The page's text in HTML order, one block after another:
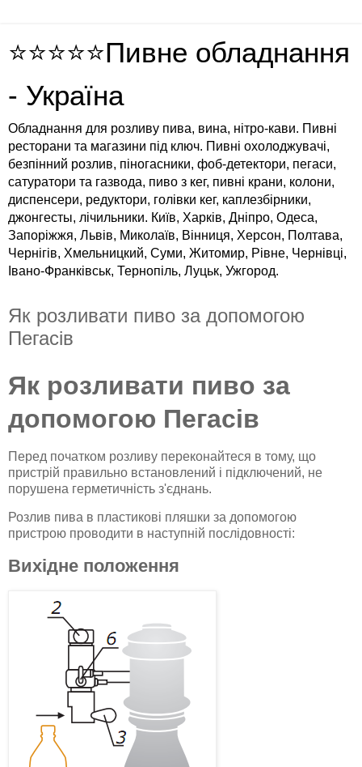
⭐⭐⭐⭐⭐Пивне обладнання
- Україна
Обладнання для розливу пива, вина, нітро-кави. Пивні
ресторани та магазини під ключ. Пивні охолоджувачі,
безпінний розлив, піногасники, фоб-детектори, пегаси,
сатуратори та газвода, пиво з кег, пивні крани, колони,
диспенсери, редуктори, голівки кег, каплезбірники,
джонгесты, лічильники. Київ, Харків, Дніпро, Одеса,
Запоріжжя, Львів, Миколаїв, Вінниця, Херсон, Полтава,
Чернігів, Хмельницкий, Суми, Житомир, Рівне, Чернівці,
Івано-Франківськ, Тернопіль, Луцьк, Ужгород.
Як розливати пиво за допомогою
Пегасів
Як розливати пиво за
допомогою Пегасів
Перед початком розливу переконайтеся в тому, що
пристрій правильно встановлений і підключений, не
порушена герметичність з'єднань.
Розлив пива в пластикові пляшки за допомогою
пристрою проводити в наступній послідовності:
Вихідне положення